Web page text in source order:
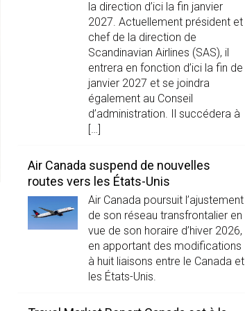
la direction d’ici la fin janvier
2027. Actuellement président et
chef de la direction de
Scandinavian Airlines (SAS), il
entrera en fonction d’ici la fin de
janvier 2027 et se joindra
également au Conseil
d’administration. Il succédera à
[…]
Air Canada suspend de nouvelles
routes vers les États-Unis
Air Canada poursuit l’ajustement
de son réseau transfrontalier en
vue de son horaire d’hiver 2026,
en apportant des modifications
à huit liaisons entre le Canada et
les États-Unis.